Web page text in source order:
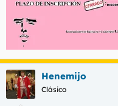
Henemijo
Clásico